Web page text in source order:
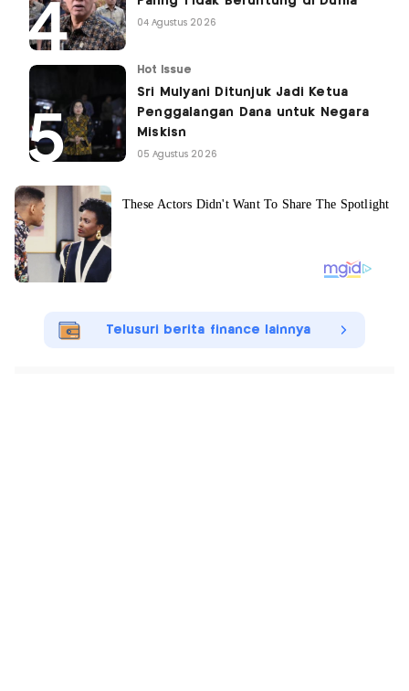
04 Agustus 2026
Hot Issue
Sri Mulyani Ditunjuk Jadi Ketua
Penggalangan Dana untuk Negara
Miskisn
05 Agustus 2026
Telusuri berita finance lainnya